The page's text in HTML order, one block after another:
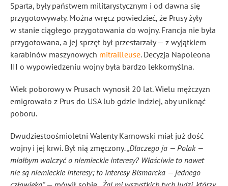
Sparta, były państwem militarystycznym i od dawna się
przygotowywały. Można wręcz powiedzieć, że Prusy żyły
w stanie ciągłego przygotowania do wojny. Francja nie była
przygotowana, a jej sprzęt był przestarzały — z wyjątkiem
karabinów maszynowych mitrailleuse. Decyzja Napoleona
III o wypowiedzeniu wojny była bardzo lekkomyślna.
Wiek poborowy w Prusach wynosił 20 lat. Wielu mężczyzn
emigrowało z Prus do USA lub gdzie indziej, aby uniknąć
poboru.
Dwudziestoośmioletni Walenty Karnowski miał już dość
wojny i jej krwi. Był nią zmęczony. „Dlaczego ja — Polak —
miałbym walczyć o niemieckie interesy? Właściwie to nawet
nie są niemieckie interesy; to interesy Bismarcka — jednego